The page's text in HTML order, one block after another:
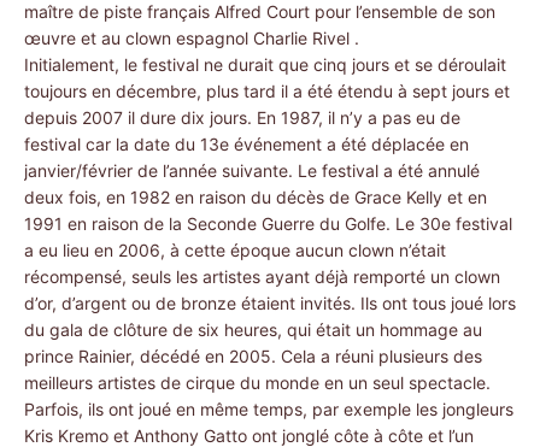
maître de piste français Alfred Court pour l’ensemble de son
œuvre et au clown espagnol Charlie Rivel .
Initialement, le festival ne durait que cinq jours et se déroulait
toujours en décembre, plus tard il a été étendu à sept jours et
depuis 2007 il dure dix jours. En 1987, il n’y a pas eu de
festival car la date du 13e événement a été déplacée en
janvier/février de l’année suivante. Le festival a été annulé
deux fois, en 1982 en raison du décès de Grace Kelly et en
1991 en raison de la Seconde Guerre du Golfe. Le 30e festival
a eu lieu en 2006, à cette époque aucun clown n’était
récompensé, seuls les artistes ayant déjà remporté un clown
d’or, d’argent ou de bronze étaient invités. Ils ont tous joué lors
du gala de clôture de six heures, qui était un hommage au
prince Rainier, décédé en 2005. Cela a réuni plusieurs des
meilleurs artistes de cirque du monde en un seul spectacle.
Parfois, ils ont joué en même temps, par exemple les jongleurs
Kris Kremo et Anthony Gatto ont jonglé côte à côte et l’un